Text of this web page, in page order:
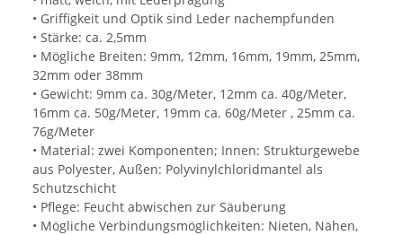
• Griffigkeit und Optik sind Leder nachempfunden
• Stärke: ca. 2,5mm
• Mögliche Breiten: 9mm, 12mm, 16mm, 19mm, 25mm,
32mm oder 38mm
• Gewicht: 9mm ca. 30g/Meter, 12mm ca. 40g/Meter,
16mm ca. 50g/Meter, 19mm ca. 60g/Meter , 25mm ca.
76g/Meter
• Material: zwei Komponenten; Innen: Strukturgewebe
aus Polyester, Außen: Polyvinylchloridmantel als
Schutzschicht
• Pflege: Feucht abwischen zur Säuberung
• Mögliche Verbindungsmöglichkeiten: Nieten, Nähen,